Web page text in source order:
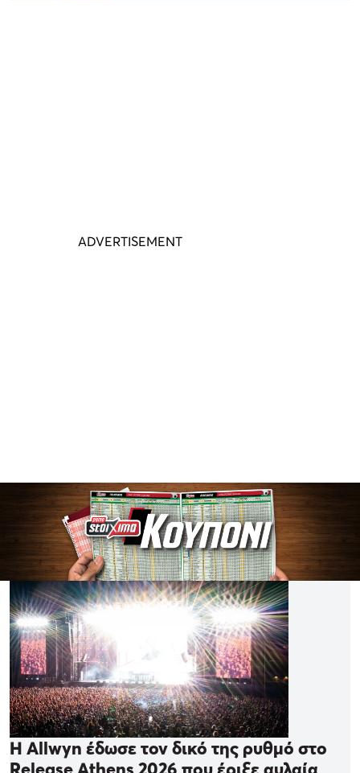
Η Allwyn έδωσε τον δικό της ρυθμό στο